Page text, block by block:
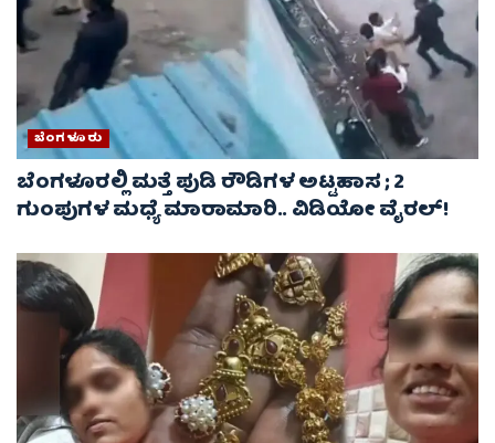
ಬೆಂಗಳೂರು
ಬೆಂಗಳೂರಲ್ಲಿ ಮತ್ತೆ ಪುಡಿ ರೌಡಿಗಳ ಅಟ್ಟಹಾಸ ; 2
ಗುಂಪುಗಳ ಮಧ್ಯೆ ಮಾರಾಮಾರಿ.. ವಿಡಿಯೋ ವೈರಲ್‌!